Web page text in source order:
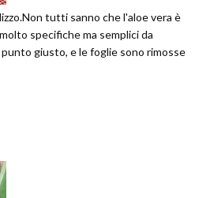
tutti sanno che l'aloe vera è
specifiche ma semplici da
giusto, e le foglie sono rimosse